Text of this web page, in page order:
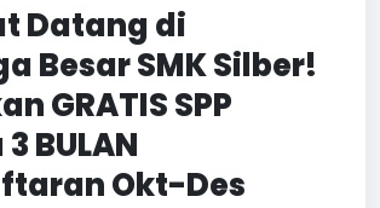
Datang di
Besar SMK Silber!
GRATIS SPP
BULAN
Okt-Des